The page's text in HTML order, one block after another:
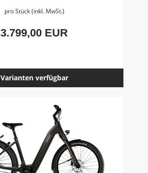
pro Stück (inkl. MwSt.)
3.799,00 EUR
Varianten verfügbar